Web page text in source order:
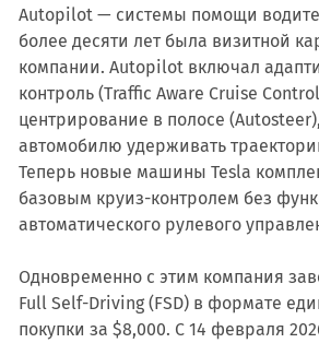
Autopilot — системы помощи
более десяти лет была визитной
компании. Autopilot включал
контроль (Traffic Aware Cruise
центрирование в полосе
автомобилю удерживать
Теперь новые машины Tesla
базовым круиз-контролем без
автоматического рулевого
Одновременно с этим компания
Full Self-Driving (FSD) в формате
покупки за $8,000. С 14 февраля